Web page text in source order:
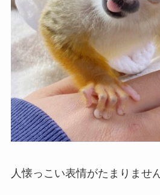
人懐っこい表情がたまりません